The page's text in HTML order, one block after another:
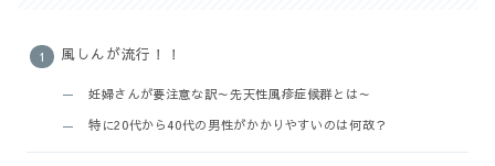
風しんが流行！！
妊婦さんが要注意な訳～先天性風疹症候群とは～
特に20代から40代の男性がかかりやすいのは何故？